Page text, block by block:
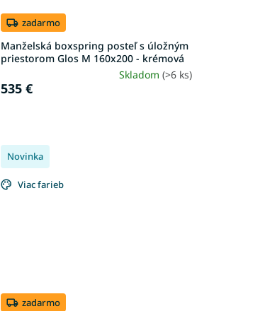
zadarmo
Manželská boxspring posteľ s úložným
priestorom Glos M 160x200 - krémová
Skladom (>6 ks)
535 €
Novinka
Viac farieb
zadarmo